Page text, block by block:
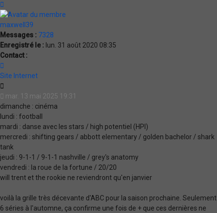
maxwell39
Messages : 7328
Enregistré le : lun. 31 août 2020 08:35
Contact :
maxwell39
Site Internet
mar. 13 mai 2025 19:31
dimanche : cinéma
lundi : football
mardi : danse avec les stars / high potentiel (HPI)
mercredi : shifting gears / abbott elementary / golden bachelor / shark
tank
jeudi : 9-1-1 / 9-1-1 nashville / grey's anatomy
vendredi : la roue de la fortune / 20/20
will trent et the rookie ne reviendront qu'en janvier
voilà la grille très décevante d'ABC pour la saison prochaine. Seulement
6 séries à l'automne, ça confirme une fois de + que ces dernières ne